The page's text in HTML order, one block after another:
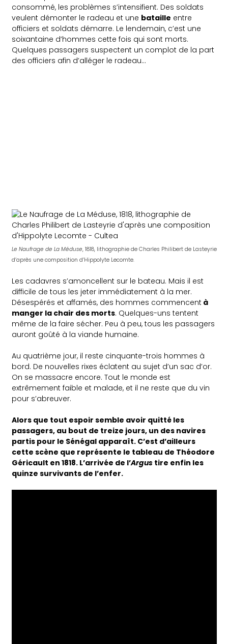
consommé, les problèmes s’intensifient. Des soldats
veulent démonter le radeau et une bataille entre
officiers et soldats démarre. Le lendemain, c’est une
soixantaine d’hommes cette fois qui sont morts.
Quelques passagers suspectent un complot de la part
des officiers afin d’alléger le radeau…
Le Naufrage de La Méduse, 1818, lithographie de Charles Philibert de Lasteyrie
d’après une composition d’Hippolyte Lecomte.
Les cadavres s’amoncellent sur le bateau. Mais il est
difficile de tous les jeter immédiatement à la mer.
Désespérés et affamés, des hommes commencent à
manger la chair des morts. Quelques-uns tentent
même de la faire sécher. Peu à peu, tous les passagers
auront goûté à la viande humaine.
Au quatrième jour, il reste cinquante-trois hommes à
bord. De nouvelles rixes éclatent au sujet d’un sac d’or.
On se massacre encore. Tout le monde est
extrêmement faible et malade, et il ne reste que du vin
pour s’abreuver.
Alors que tout espoir semble avoir quitté les
passagers, au bout de treize jours, un des navires
partis pour le Sénégal apparaît. C’est d’ailleurs
cette scène que représente le tableau de Théodore
Géricault en 1818. L’arrivée de l’Argus tire enfin les
quinze survivants de l’enfer.